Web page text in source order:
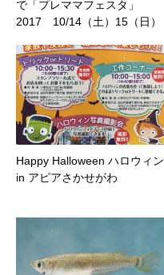
で「プレママフェスタ」
2017 10/14（土）15（日）
Happy Halloween ハロウィン
in アピアさかせがわ